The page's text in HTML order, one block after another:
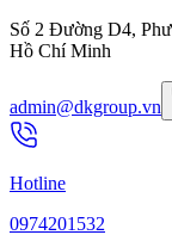
Số 2 Đường D4,
Hồ Chí Minh
admin@dkgroup.vn
Hotline
0974201532